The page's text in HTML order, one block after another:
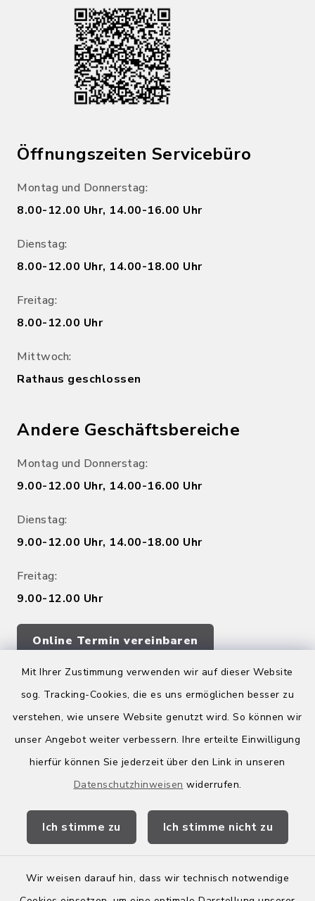
Mit Ihrer Zustimmung verwenden wir auf dieser Website
sog. Tracking-Cookies, die es uns ermöglichen besser zu
verstehen, wie unsere Website genutzt wird. So können wir
unser Angebot weiter verbessern. Ihre erteilte Einwilligung
hierfür können Sie jederzeit über den Link in unseren
Datenschutzhinweisen widerrufen.
Ich stimme zu Ich stimme nicht zu
Wir weisen darauf hin, dass wir technisch notwendige
Öffnungszeiten Servicebüro
Montag und Donnerstag:
8.00-12.00 Uhr, 14.00-16.00 Uhr
Dienstag:
8.00-12.00 Uhr, 14.00-18.00 Uhr
Freitag:
8.00-12.00 Uhr
Mittwoch:
Rathaus geschlossen
Andere Geschäftsbereiche
Montag und Donnerstag:
9.00-12.00 Uhr, 14.00-16.00 Uhr
Dienstag:
9.00-12.00 Uhr, 14.00-18.00 Uhr
Freitag:
9.00-12.00 Uhr
Online Termin vereinbaren
Quicklinks
Kreis Bergstraße
Wirtschaftsregion Bergstraße